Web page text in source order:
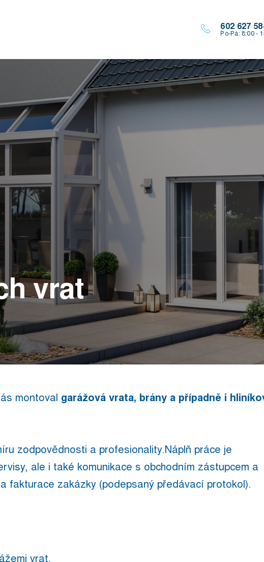
602 627
Po-Pá: 8:00 -
vrat
montoval garážová vrata, brány a případně i
zodpovědnosti a profesionality.Náplň práce je
ale i také komunikace s obchodním zástupcem a
fakturace zakázky (podepsaný předávací protokol).
vrat.